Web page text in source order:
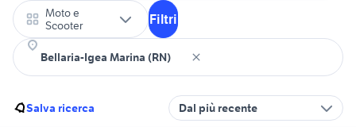
Moto e
Scooter
Filtri
Salva ricerca Dal più recente